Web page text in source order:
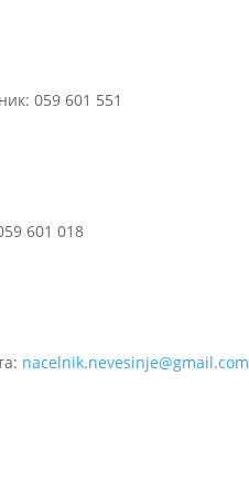
059 601 551
601 018
nacelnik.nevesinje@gmail.com